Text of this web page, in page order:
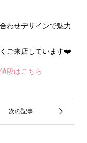
わせデザインで魅力
ご来店しています❤️
段はこちら